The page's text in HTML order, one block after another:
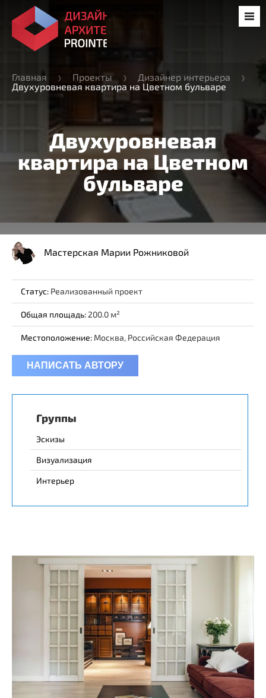
Главная Проекты
Дизайнер интерьера
Двухуровневая квартира на Цветном бульваре
Двухуровневая
квартира на Цветном
бульваре
Мастерская Марии Рожниковой
Статус: Реализованный проект
Общая площадь: 200.0
Местоположение: Москва, Российская Федерация
НАПИСАТЬ АВТОРУ
Группы
Эскизы
Визуализация
Интерьер